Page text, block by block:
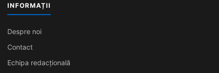
INFORMAȚII
Despre noi
Contact
Echipa redacțională